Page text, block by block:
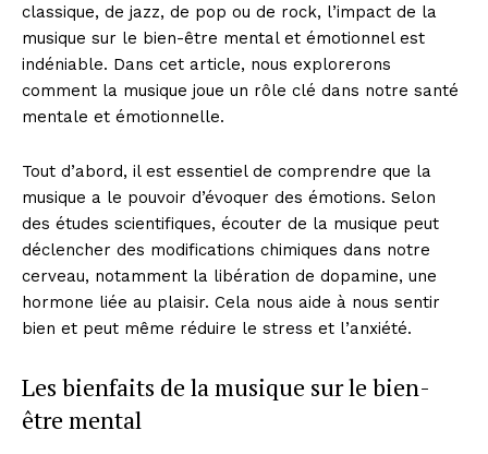
classique, de jazz, de pop ou de rock, l’impact de la
musique sur le bien-être mental et émotionnel est
indéniable. Dans cet article, nous explorerons
comment la musique joue un rôle clé dans notre santé
mentale et émotionnelle.
Tout d’abord, il est essentiel de comprendre que la
musique a le pouvoir d’évoquer des émotions. Selon
des études scientifiques, écouter de la musique peut
déclencher des modifications chimiques dans notre
cerveau, notamment la libération de dopamine, une
hormone liée au plaisir. Cela nous aide à nous sentir
bien et peut même réduire le stress et l’anxiété.
Les bienfaits de la musique sur le bien-
être mental